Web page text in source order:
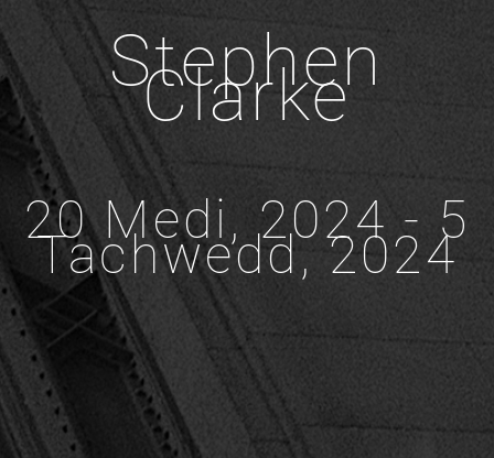
Stephen
Clarke
20 Medi, 2024 - 5
Tachwedd, 2024